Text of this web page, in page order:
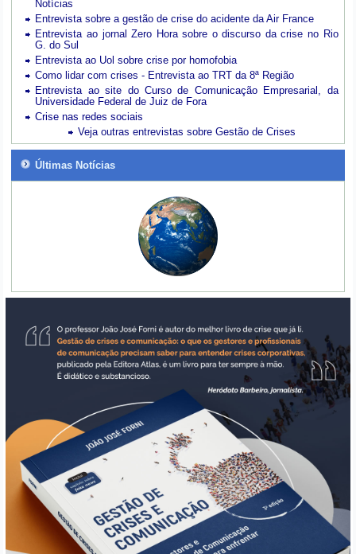
Notícias
Entrevista sobre a gestão de crise do acidente da Air France
Entrevista ao jornal Zero Hora sobre o discurso da crise no Rio
G. do Sul
Entrevista ao Uol sobre crise por homofobia
Como lidar com crises - Entrevista ao TRT da 8ª Região
Entrevista ao site do Curso de Comunicação Empresarial, da
Universidade Federal de Juiz de Fora
Crise nas redes sociais
Veja outras entrevistas sobre Gestão de Crises
Últimas Notícias